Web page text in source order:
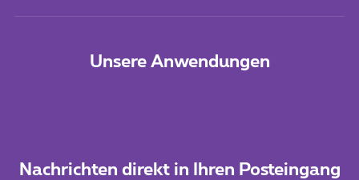
Unsere Anwendungen
Nachrichten direkt in Ihren Posteingang